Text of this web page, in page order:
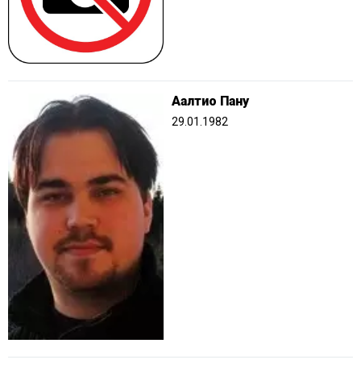
Аалтио Пану
29.01.1982